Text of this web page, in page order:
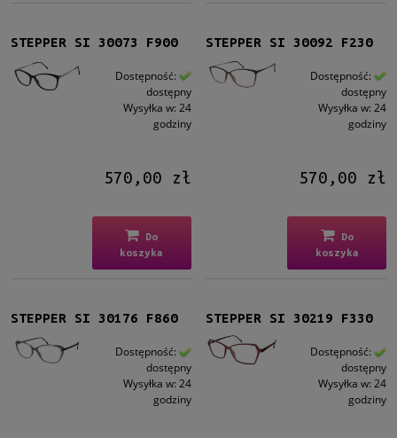
Rodzaj
Pełne
(35)
Żyłka
Cena
STEPPER SI 30073 F900
Dostępność:
dostępny
Wysyłka w: 24
godziny
570,00 zł
Do
koszyka
STEPPER SI 30092 F230
Dostępność:
dostępny
Wysyłka w: 24
godziny
570,00 zł
Do
koszyka
STEPPER SI 30176 F860
Dostępność:
dostępny
Wysyłka w: 24
godziny
STEPPER SI 30219 F330
Dostępność:
dostępny
Wysyłka w: 24
godziny